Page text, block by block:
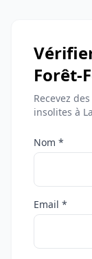
Forêt-
Recevez
insolites à
Nom *
Email *